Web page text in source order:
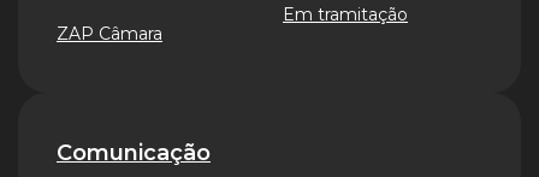
ZAP Câmara
Em tramitação
Comunicação